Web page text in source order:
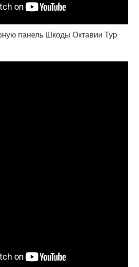
панель Шкоды Октавии Тур